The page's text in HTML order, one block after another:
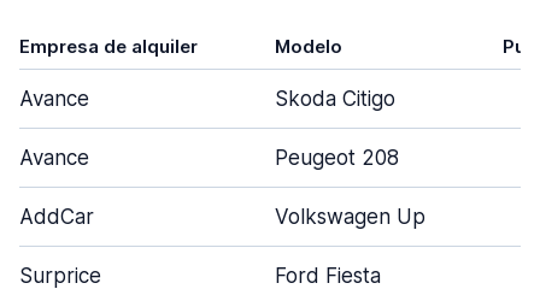
Empresa de alquiler Modelo
Avance Skoda Citigo
Avance Peugeot 208
AddCar Volkswagen Up
Surprice Ford Fiesta